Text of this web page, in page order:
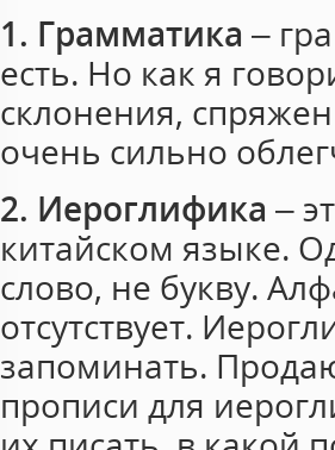
1. Грамматика –
есть. Но как я
склонения,
очень сильно
2. Иероглифика –
китайском языке.
слово, не букву.
отсутствует.
запоминать.
прописи для